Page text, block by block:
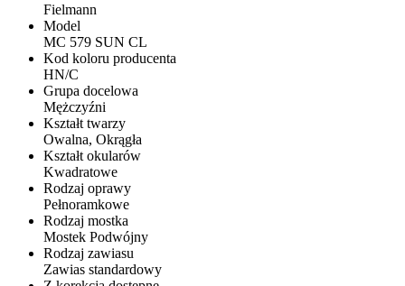
Fielmann
Model
MC 579 SUN CL
Kod koloru producenta
HN/C
Grupa docelowa
Mężczyźni
Kształt twarzy
Owalna, Okrągła
Kształt okularów
Kwadratowe
Rodzaj oprawy
Pełnoramkowe
Rodzaj mostka
Mostek Podwójny
Rodzaj zawiasu
Zawias standardowy